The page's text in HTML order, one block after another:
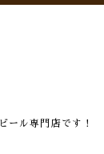
ール専門店です！